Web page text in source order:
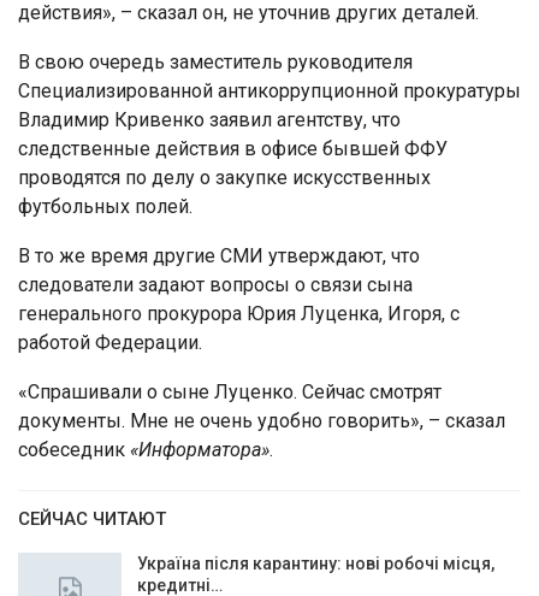
действия», – сказал он, не уточнив других деталей.
В свою очередь заместитель руководителя
Специализированной антикоррупционной прокуратуры
Владимир Кривенко заявил агентству, что
следственные действия в офисе бывшей ФФУ
проводятся по делу о закупке искусственных
футбольных полей.
В то же время другие СМИ утверждают, что
следователи задают вопросы о связи сына
генерального прокурора Юрия Луценка, Игоря, с
работой Федерации.
«Спрашивали о сыне Луценко. Сейчас смотрят
документы. Мне не очень удобно говорить», – сказал
собеседник «Информатора».
СЕЙЧАС ЧИТАЮТ
Україна після карантину: нові робочі місця,
кредитні…